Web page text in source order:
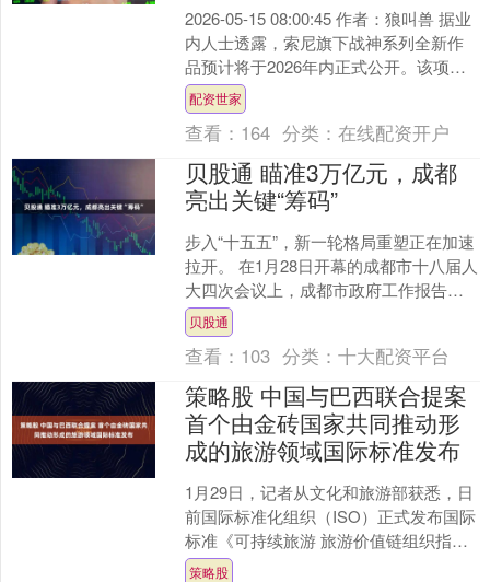
2026-05-15 08:00:45 作者：狼叫兽 据业
内人士透露，索尼旗下战神系列全新作
品预计将于2026年内正式公开。该项目
由圣塔莫尼卡工作室主导开发，目....
配资世家
查看： 164 分类：在线配资开户
贝股通 瞄准3万亿元，成都
亮出关键“筹码”
步入“十五五”，新一轮格局重塑正在加速
拉开。 在1月28日开幕的成都市十八届人
大四次会议上，成都市政府工作报告明
确了2026年重点布局的十方面工作。其
中，“坚持....
贝股通
查看： 103 分类：十大配资平台
策略股 中国与巴西联合提案
首个由金砖国家共同推动形
成的旅游领域国际标准发布
1月29日，记者从文化和旅游部获悉，日
前国际标准化组织（ISO）正式发布国际
标准《可持续旅游 旅游价值链组织指标
使用要求与指南》（ISO 18060:2026....
策略股